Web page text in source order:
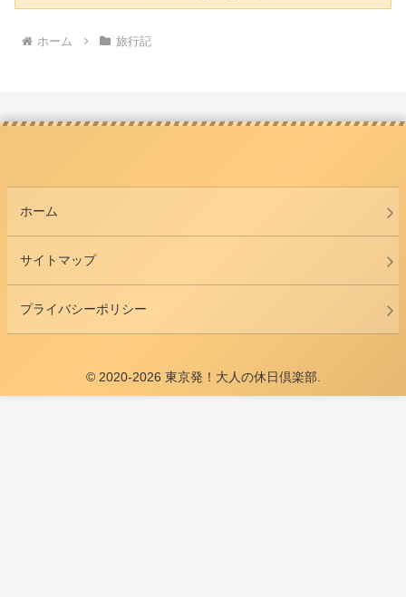
ホーム 旅行記
ホーム
サイトマップ
プライバシーポリシー
© 2020-2026 東京発！大人の休日倶楽部.